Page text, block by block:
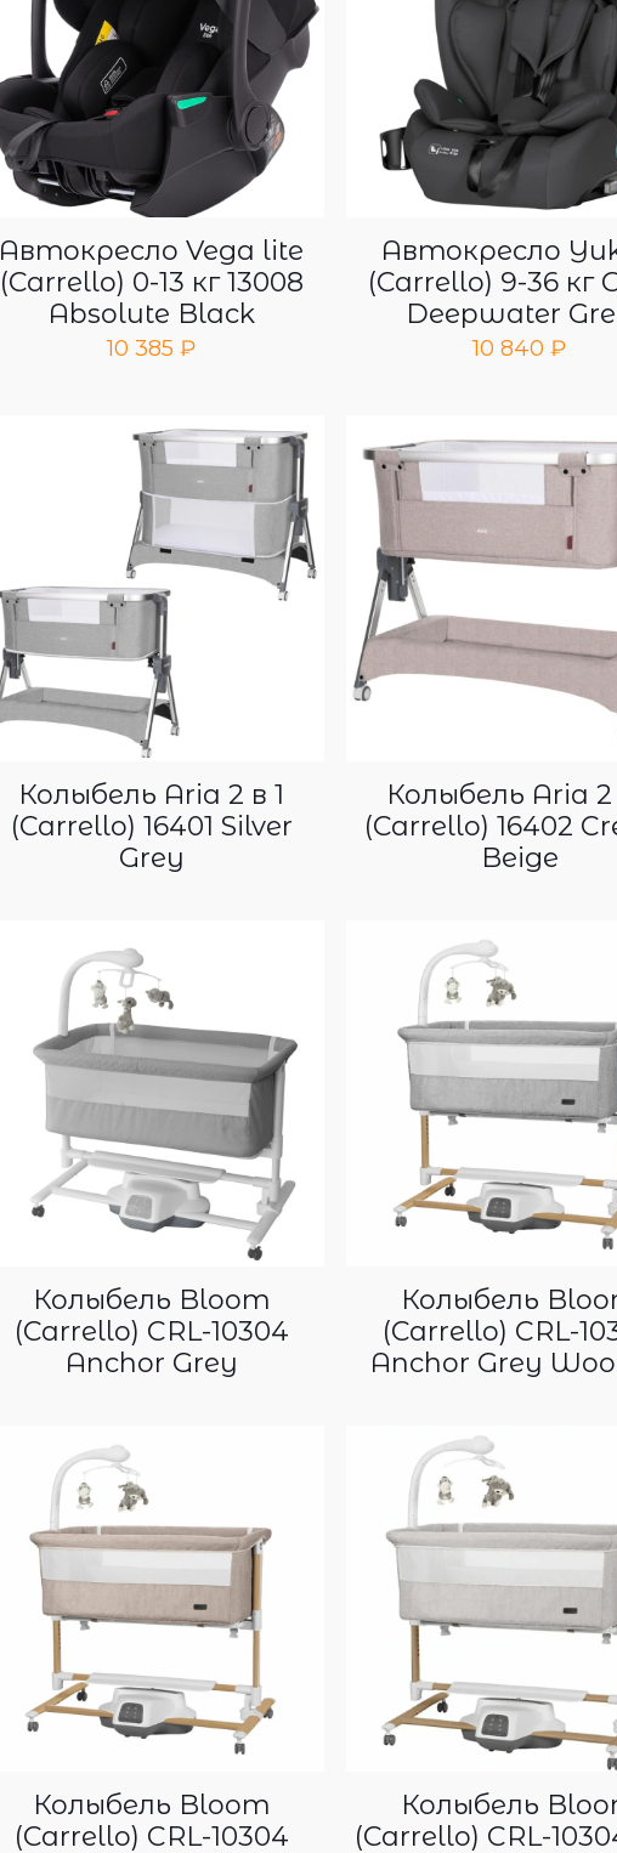
Автокресло Vega lite
(Carrello) 0-13 кг 13008
Absolute Black
10 385₽
Автокресло
(Carrello) 9-36 кг
Deepwater
10 840₽
Колыбель Aria 2 в 1
(Carrello) 16401 Silver
Grey
Колыбель Aria 2
(Carrello) 16402
Beige
Колыбель Bloom
(Carrello) CRL-10304
Anchor Grey
Колыбель
(Carrello) CRL-
Anchor Grey
Колыбель Bloom
(Carrello) CRL-10304
Колыбель
(Carrello) CRL-